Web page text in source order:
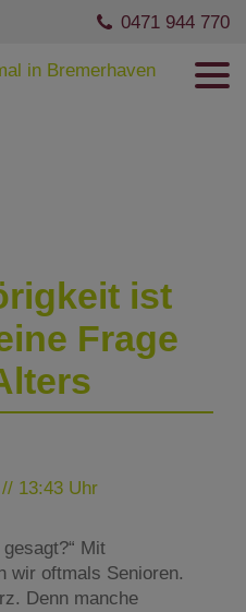
0471 944 770
ist
Frage
13:43 Uhr
Mit
wir oftmals Senioren.
Denn manche